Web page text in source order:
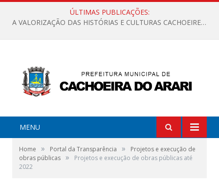
ÚLTIMAS PUBLICAÇÕES:
A VALORIZAÇÃO DAS HISTÓRIAS E CULTURAS CACHOEIRENSES
MENU
Home » Portal da Transparência »
Projetos e execução de
obras públicas »
Projetos e execução de obras públicas até
2022